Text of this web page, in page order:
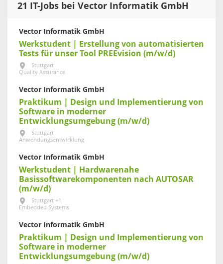
21 IT-Jobs bei Vector Informatik GmbH
Vector Informatik GmbH
Werkstudent | Erstellung von automatisierten
Tests für unser Tool PREEvision (m/w/d)
Stuttgart
Quality Assurance
Vector Informatik GmbH
Praktikum | Design und Implementierung von
Software in moderner
Entwicklungsumgebung (m/w/d)
Stuttgart
Anwendungsentwicklung
Vector Informatik GmbH
Werkstudent | Hardwarenahe
Basissoftwarekomponenten nach AUTOSAR
(m/w/d)
Stuttgart +1
Embedded Systems
Vector Informatik GmbH
Praktikum | Design und Implementierung von
Software in moderner
Entwicklungsumgebung (m/w/d)